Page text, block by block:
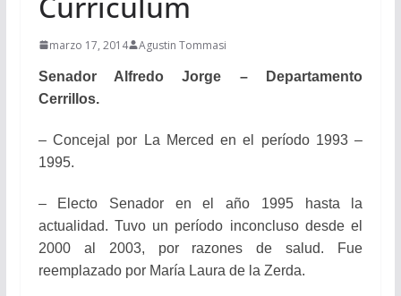
marzo 17, 2014 Agustin Tommasi
Senador Alfredo Jorge – Departamento
Cerrillos.
– Concejal por La Merced en el período 1993 –
1995.
– Electo Senador en el año 1995 hasta la
actualidad. Tuvo un período inconcluso desde el
2000 al 2003, por razones de salud. Fue
reemplazado por María Laura de la Zerda.